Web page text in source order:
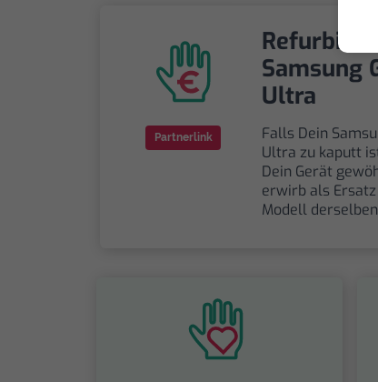
Partnerlink
Samsung
Ultra
Falls Dein
Ultra zu kaputt
Dein Gerät
erwirb als
Modell